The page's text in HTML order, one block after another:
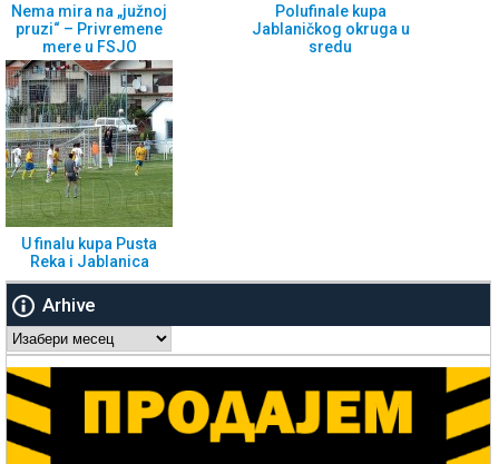
Nema mira na „južnoj
pruzi“ – Privremene
mere u FSJO
Polufinale kupa
Jablaničkog okruga u
sredu
U finalu kupa Pusta
Reka i Jablanica
Arhive
Arhive